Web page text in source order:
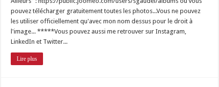
pouvez télécharger gratuitement toutes les photos...Vous ne pouvez
les utiliser officiellement qu'avec mon nom dessus pour le droit à
l'image... *****Vous pouvez aussi me retrouver sur Instagram,
LinkedIn et Twitter...
Lire plus